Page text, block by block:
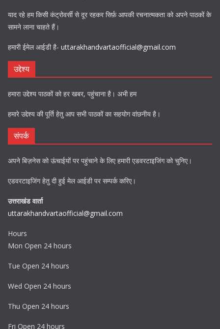
याद रहे हम किसी कंट्रोवर्सी से दूर रहकर सिर्फ़ आपकी रचनात्मकता को अपने पाठकों के
सामने लाना चाहते हैं।
हमारी ईमेल आईडी है- uttarakhandvartaofficial@gmail.com
उद्देश्य
हमारा उद्देश्य पाठकों को हर खबर, पहुंचाना है। अभी हम
हमारे उद्देश्य की पूर्ति हेतु आप सभी पाठकों का सहयोग वांछनीय है।
संपर्क
अपने बिज़नेस को ऊंचाईयों पर पहुंचाने के लिए हमारी एडवरटाइजिंग को चुनिए।
एडवरटाइजिंग हेतु दी हुई मेल आईडी पर सम्पर्क करिए।
उत्तराखंड वार्ता
uttarakhandvartaofficial@gmail.com
Hours
Mon Open 24 hours
Tue Open 24 hours
Wed Open 24 hours
Thu Open 24 hours
Fri Open 24 hours